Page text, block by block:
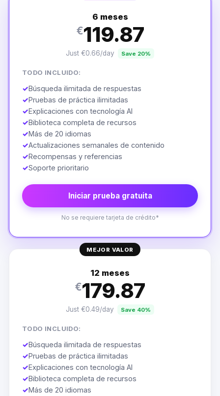
6 meses
€119.87
Just €0.66/day Save 20%
TODO INCLUIDO:
✓Búsqueda ilimitada de respuestas
✓Pruebas de práctica ilimitadas
✓Explicaciones con tecnología AI
✓Biblioteca completa de recursos
✓Más de 20 idiomas
✓Actualizaciones semanales de contenido
✓Recompensas y referencias
✓Soporte prioritario
Iniciar prueba gratuita
No se requiere tarjeta de crédito*
MEJOR VALOR
12 meses
€179.87
Just €0.49/day Save 40%
TODO INCLUIDO:
✓Búsqueda ilimitada de respuestas
✓Pruebas de práctica ilimitadas
✓Explicaciones con tecnología AI
✓Biblioteca completa de recursos
✓Más de 20 idiomas